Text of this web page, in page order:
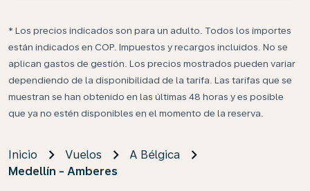
* Los precios indicados son para un adulto. Todos los importes
están indicados en COP. Impuestos y recargos incluidos. No se
aplican gastos de gestión. Los precios mostrados pueden variar
dependiendo de la disponibilidad de la tarifa. Las tarifas que se
muestran se han obtenido en las últimas 48 horas y es posible
que ya no estén disponibles en el momento de la reserva.
Inicio Vuelos
A Bélgica
Medellín - Amberes